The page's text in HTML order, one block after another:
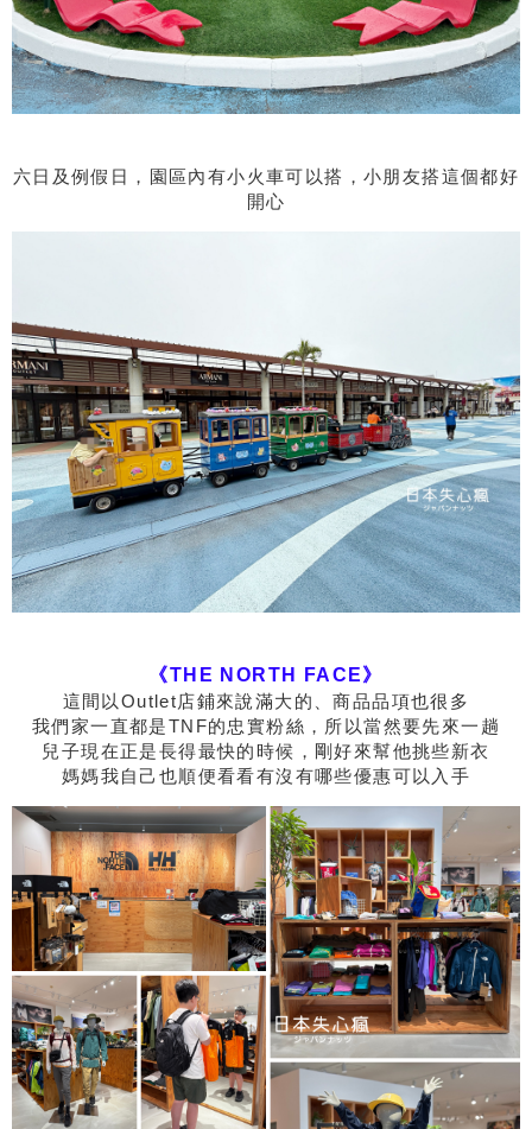
六日及例假日，園區內有小火車可以搭，小朋友搭這個都好
開心
《THE NORTH FACE》
這間以Outlet店鋪來說滿大的、商品品項也很多
我們家一直都是TNF的忠實粉絲，所以當然要先來一趟
兒子現在正是長得最快的時候，剛好來幫他挑些新衣
媽媽我自己也順便看看有沒有哪些優惠可以入手